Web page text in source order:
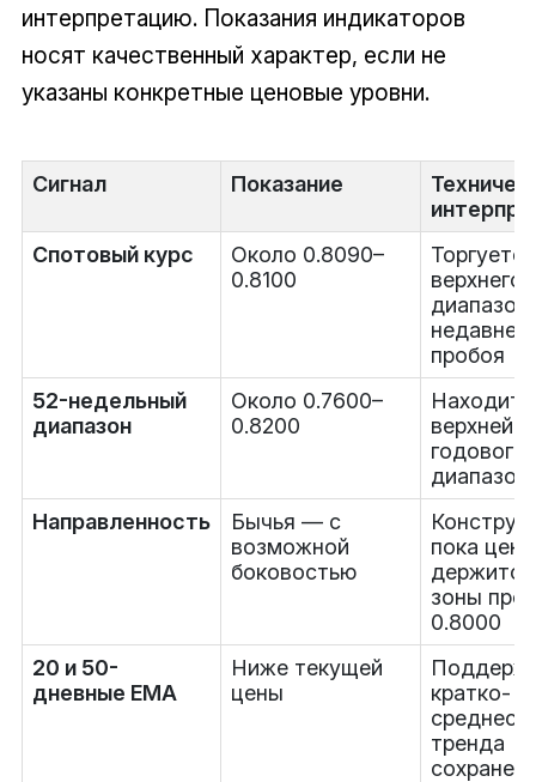
интерпретацию. Показания индикаторов
носят качественный характер, если не
указаны конкретные ценовые уровни.
Сигнал Показание
Спотовый курс
Около 0.8090–
0.8100
верхнего
пробоя
52-недельный
диапазон
Около 0.7600–
0.8200
верхней
годового
Направленность
Бычья — с
возможной
боковостью
пока цена
зоны
0.8000
20 и 50-
дневные EMA
Ниже текущей
цены
кратко- и
тренда